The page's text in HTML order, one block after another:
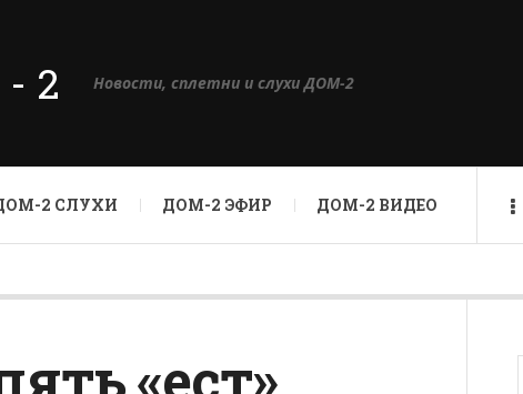
2 Новости, сплетни и слухи ДОМ-2
2 СЛУХИ ДОМ-2 ЭФИР ДОМ-2 ВИДЕО